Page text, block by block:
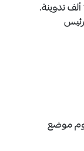
أنشئ الحساب في تشرين الأول/ أكتوبر 2023، ويحظى بمتابعة 630 شخصاً فقط، فيما تخطت منشوراته الـ 13 ألف تدوينة.
على الوسوم موضع